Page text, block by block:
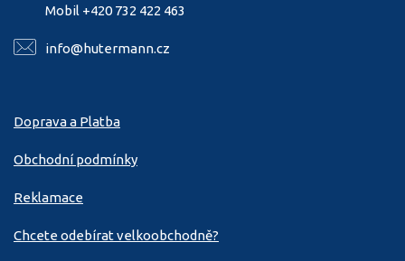
Mobil +420 732 422 463
info@hutermann.cz
Doprava a Platba
Obchodní podmínky
Reklamace
Chcete odebírat velkoobchodně?